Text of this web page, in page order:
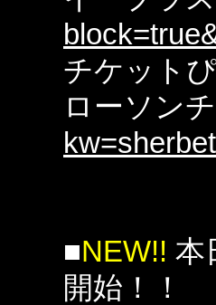
チケット
ローソン
■NEW!! 本
開始！！